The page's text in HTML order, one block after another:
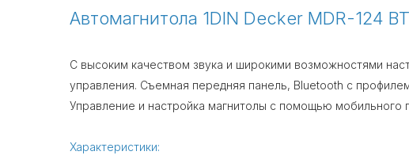
Автомагнитола 1DIN Decker MDR-124 BT
С высоким качеством звука и широкими возможностями
управления. Съемная передняя панель, Bluetooth с
Управление и настройка магнитолы с помощью мобильного
Характеристики: